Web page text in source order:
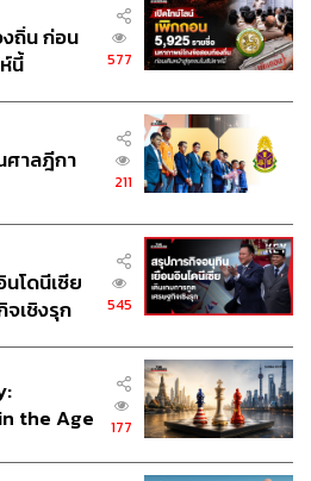
ถิ่น ก่อน
นี้
577
ศาลฎีกา
211
โดนีเซีย
เชิงรุก
545
the Age
177